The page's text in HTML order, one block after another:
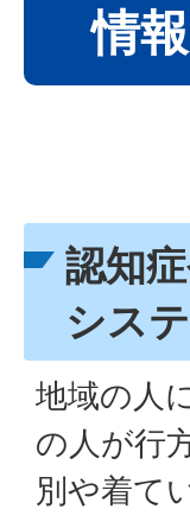
情
認知
シス
地域の人
の人が行
別や着て